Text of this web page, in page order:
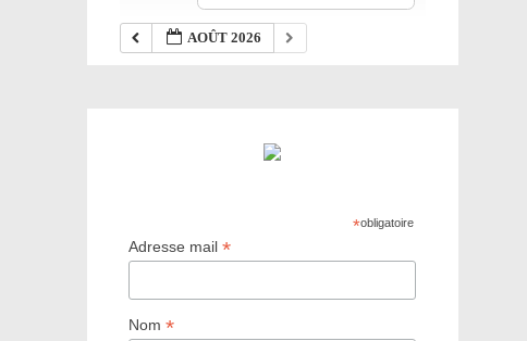
AOÛT 2026
*obligatoire
Adresse mail*
Nom*